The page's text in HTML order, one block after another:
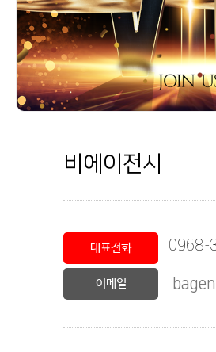
비에이전시
대표전화 0968-
이메일